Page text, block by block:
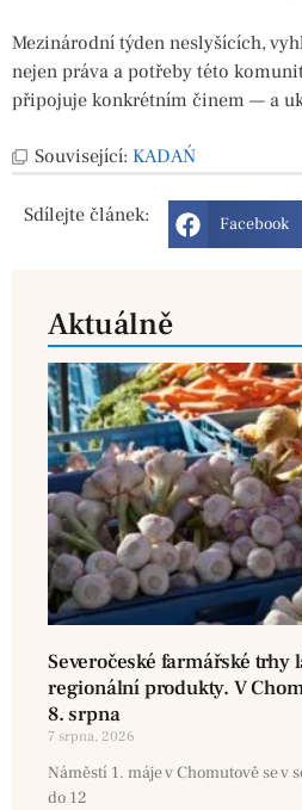
Mezinárodní týden neslyšících,
nejen práva a potřeby této
připojuje konkrétním činem — a
Související: KADAŃ
Sdílejte článek: Facebook
Aktuálně
Severočeské farmářské trhy
regionální produkty. V
8. srpna
7 srpna, 2026
Náměstí 1. máje v Chomutově se v
do 12